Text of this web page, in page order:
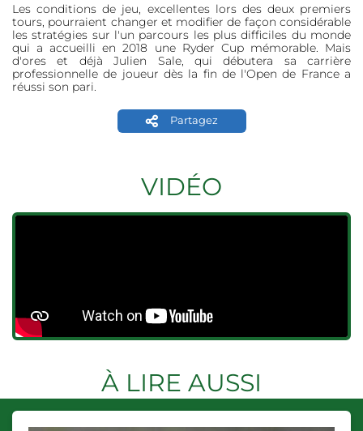
Les conditions de jeu, excellentes lors des deux premiers
tours, pourraient changer et modifier de façon considérable
les stratégies sur l'un parcours les plus difficiles du monde
qui a accueilli en 2018 une Ryder Cup mémorable. Mais
d'ores et déjà Julien Sale, qui débutera sa carrière
professionnelle de joueur dès la fin de l'Open de France a
réussi son pari.
Partagez
VIDÉO
À LIRE AUSSI